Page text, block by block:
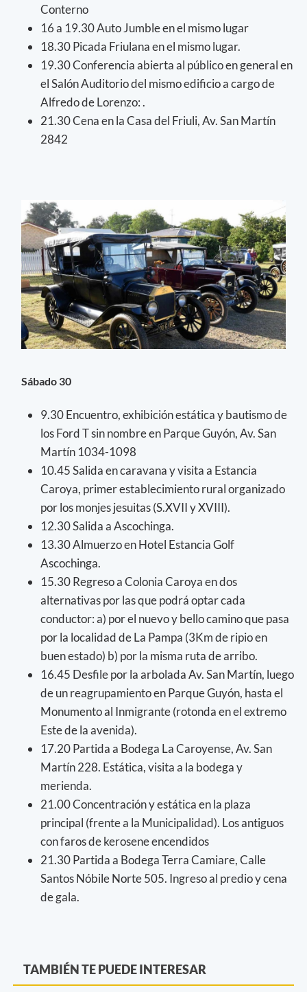
Conterno
16 a 19.30 Auto Jumble en el mismo lugar
18.30 Picada Friulana en el mismo lugar.
19.30 Conferencia abierta al público en general en
el Salón Auditorio del mismo edificio a cargo de
Alfredo de Lorenzo: .
21.30 Cena en la Casa del Friuli, Av. San Martín
2842
Sábado 30
9.30 Encuentro, exhibición estática y bautismo de
los Ford T sin nombre en Parque Guyón, Av. San
Martín 1034-1098
10.45 Salida en caravana y visita a Estancia
Caroya, primer establecimiento rural organizado
por los monjes jesuitas (S.XVII y XVIII).
12.30 Salida a Ascochinga.
13.30 Almuerzo en Hotel Estancia Golf
Ascochinga.
15.30 Regreso a Colonia Caroya en dos
alternativas por las que podrá optar cada
conductor: a) por el nuevo y bello camino que pasa
por la localidad de La Pampa (3Km de ripio en
buen estado) b) por la misma ruta de arribo.
16.45 Desfile por la arbolada Av. San Martín, luego
de un reagrupamiento en Parque Guyón, hasta el
Monumento al Inmigrante (rotonda en el extremo
Este de la avenida).
17.20 Partida a Bodega La Caroyense, Av. San
Martín 228. Estática, visita a la bodega y
merienda.
21.00 Concentración y estática en la plaza
principal (frente a la Municipalidad). Los antiguos
con faros de kerosene encendidos
21.30 Partida a Bodega Terra Camiare, Calle
Santos Nóbile Norte 505. Ingreso al predio y cena
de gala.
TAMBIÉN TE PUEDE INTERESAR